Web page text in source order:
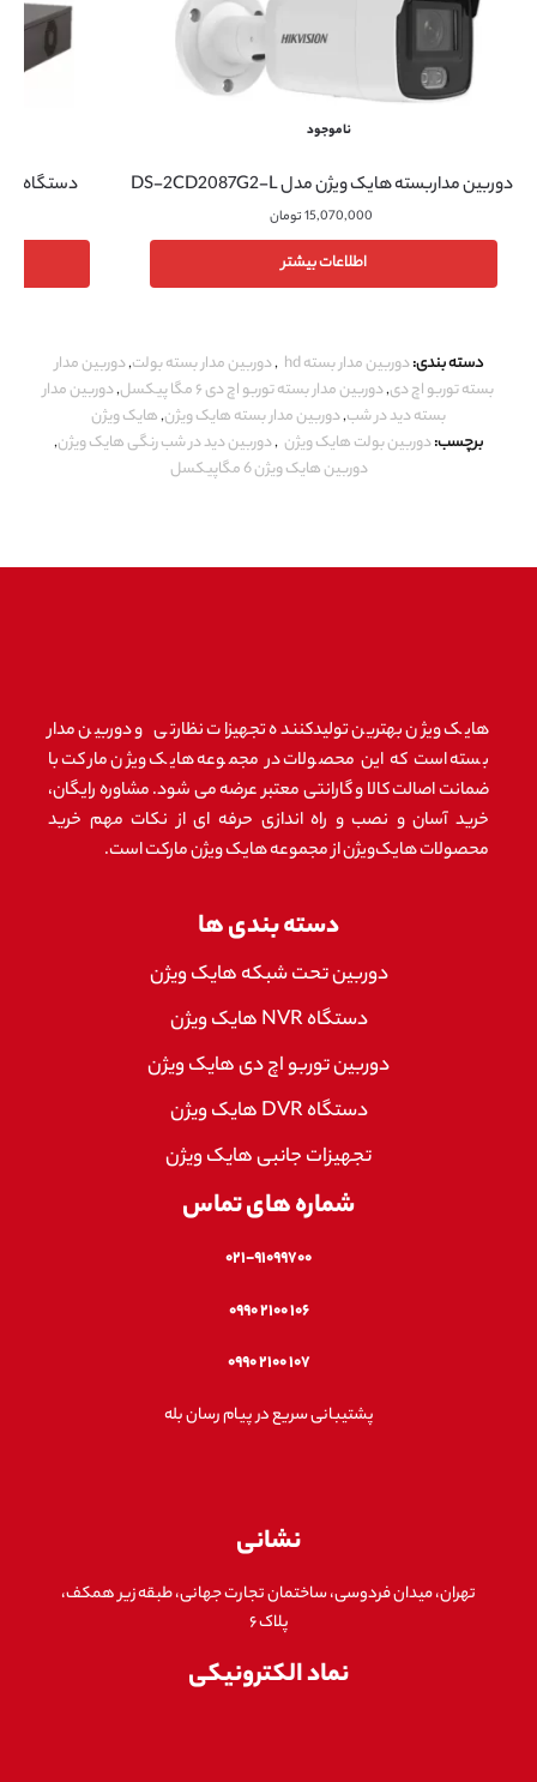
ناموجود
دوربین مداربسته هایک ویژن مدل DS-2CD2087G2-L
15,070,000تومان
اطلاعات بیشتر
دستگاه NVR هایک ویژن مدل DS-7732NI-K4
دسته بندی:دوربین مدار بسته hd ,دوربین مدار بسته بولت,دوربین مدار
بسته توربو اچ دی,دوربین مدار بسته توربو اچ دی ۶ مگا پیکسل ,دوربین مدار
بسته دید در شب,دوربین مدار بسته هایک ویژن,هایک ویژن
برچسب:دوربین بولت هایک ویژن ,دوربین دید در شب رنگی هایک ویژن,
دوربین هایک ویژن 6 مگاپیکسل
هایک ویژن بهترین تولیدکننده تجهیزات نظارتی و دوربین مدار
بسته است که این محصولات در مجموعه هایک ویژن مارکت با
ضمانت اصالت کالا و گارانتی معتبر عرضه می شود. مشاوره رایگان،
خرید آسان و نصب و راه اندازی حرفه ای از نکات مهم خرید
محصولات هایک‌ویژن از مجموعه هایک ویژن مارکت است.
دسته بندی ها
دوربین تحت شبکه هایک ویژن
دستگاه NVR هایک ویژن
دوربین توربو اچ دی هایک ویژن
دستگاه DVR هایک ویژن
تجهیزات جانبی هایک ویژن
شماره های تماس
۰۲۱-۹۱۰۹۹۷۰۰
۱۰۶ ۲۱۰۰ ۰۹۹۰
۱۰۷ ۲۱۰۰ ۰۹۹۰
پشتیبانی سریع در پیام رسان بله
نشانی
تهران، میدان فردوسی، ساختمان تجارت جهانی، طبقه زیر همکف،
پلاک ۶
نماد الکترونیکی